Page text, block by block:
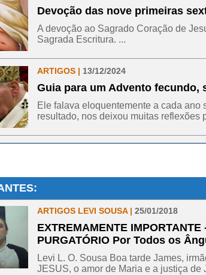
Devoção das nove primeiras
A devoção ao Sagrado Coração de
Sagrada Escritura. ...
ARTIGOS | 13/12/2024
Guia para um Advento fecundo,
Ele falava eloquentemente a cada ano
resultado, nos deixou muitas reflexões
ARTIGOS LEVI SOUSA | 25/01/2018
EXTREMAMENTE
PURGATÓRIO Por Todos os
Levi L. O. Sousa Boa tarde James,
JESUS, o amor de Maria e a justiça de